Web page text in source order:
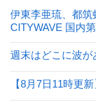
伊東李亜琉、都筑
CITYWAVE 国内第
週末はどこに波が
【8月7日11時更